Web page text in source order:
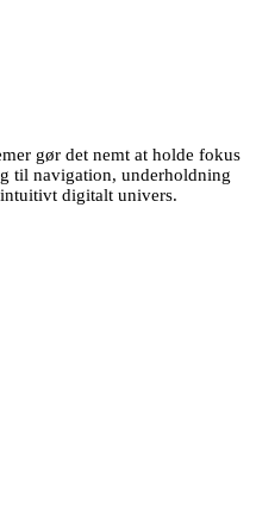
gør det nemt at holde fokus
til navigation, underholdning
digitalt univers.